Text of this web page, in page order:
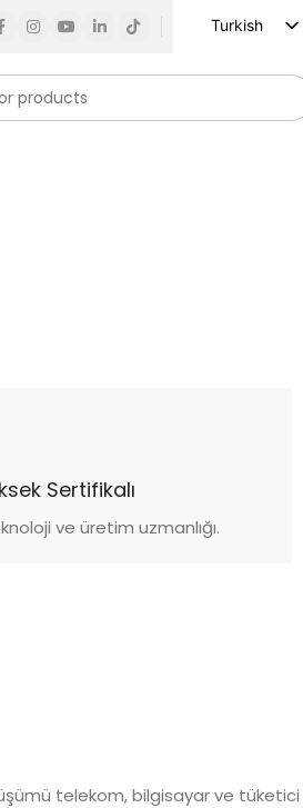
Turkish
Sertifikalı
ve üretim uzmanlığı.
telekom, bilgisayar ve tüketici